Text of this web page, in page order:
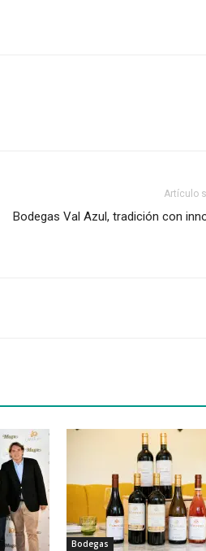
Artículo
Bodegas Val Azul, tradición con
Bodegas